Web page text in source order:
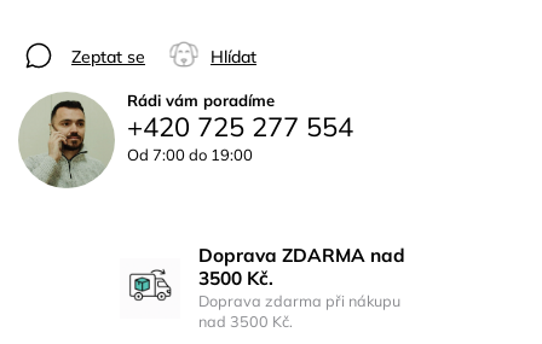
Zeptat se Hlídat
Rádi vám poradíme
+420 725 277 554
Od 7:00 do 19:00
Doprava ZDARMA nad
3500 Kč.
Doprava zdarma při nákupu
nad 3500 Kč.